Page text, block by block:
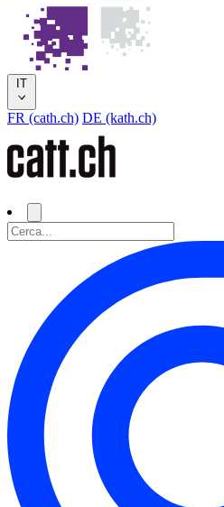
IT
FR (cath.ch) DE (kath.ch)